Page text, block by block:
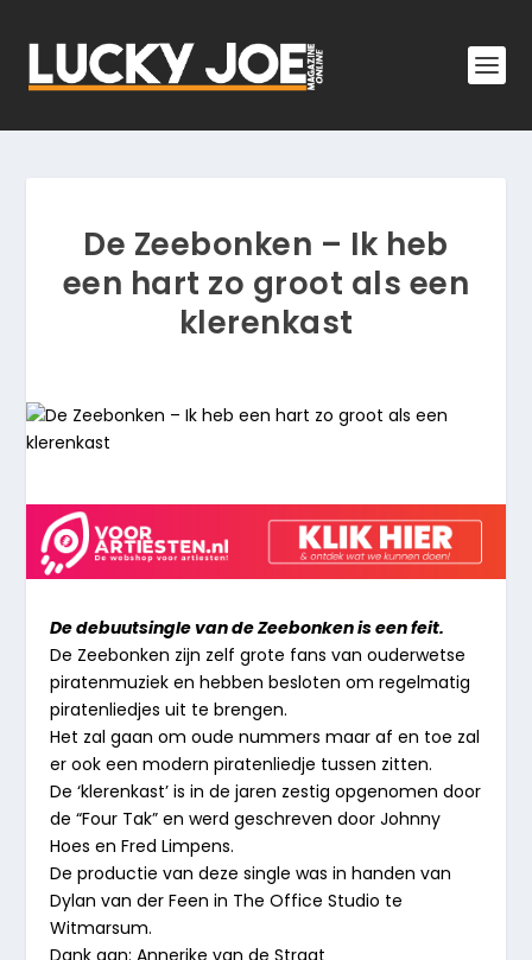
De Zeebonken – Ik heb
een hart zo groot als een
klerenkast
De debuutsingle van de Zeebonken is een feit.
De Zeebonken zijn zelf grote fans van ouderwetse
piratenmuziek en hebben besloten om regelmatig
piratenliedjes uit te brengen.
Het zal gaan om oude nummers maar af en toe zal
er ook een modern piratenliedje tussen zitten.
De ‘klerenkast’ is in de jaren zestig opgenomen door
de “Four Tak” en werd geschreven door Johnny
Hoes en Fred Limpens.
De productie van deze single was in handen van
Dylan van der Feen in The Office Studio te
Witmarsum.
Dank aan: Annerike van de Straat